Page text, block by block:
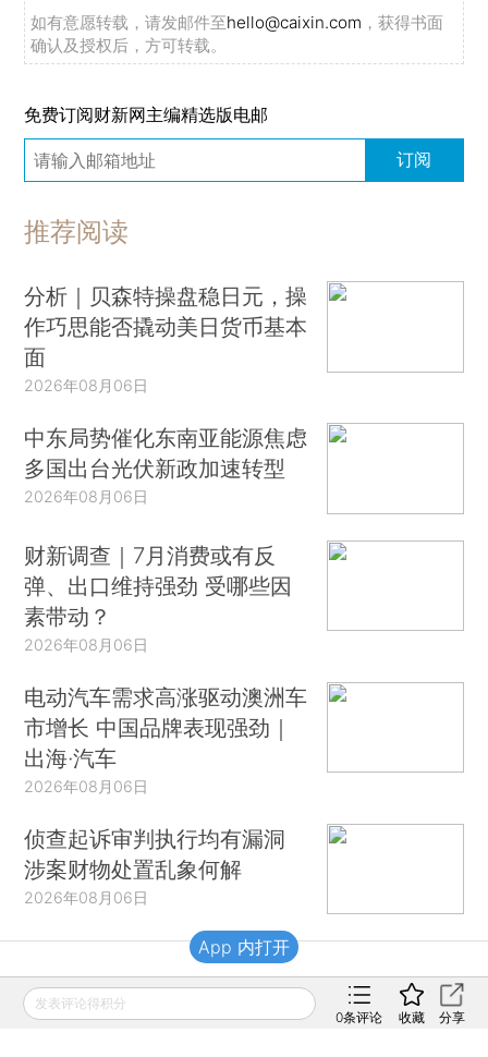
如有意愿转载，请发邮件至hello@caixin.com ，获得书面
确认及授权后，方可转载。
免费订阅财新网主编精选版电邮
订阅
推荐阅读
分析｜贝森特操盘稳日元，操
作巧思能否撬动美日货币基本
面
2026年08月06日
中东局势催化东南亚能源焦虑
多国出台光伏新政加速转型
2026年08月06日
财新调查｜7月消费或有反
弹、出口维持强劲 受哪些因
素带动？
2026年08月06日
电动汽车需求高涨驱动澳洲车
市增长 中国品牌表现强劲｜
出海·汽车
2026年08月06日
侦查起诉审判执行均有漏洞
涉案财物处置乱象何解
2026年08月06日
财新移动
发表评论得积分
0条评论 收藏 分享
App 内打开